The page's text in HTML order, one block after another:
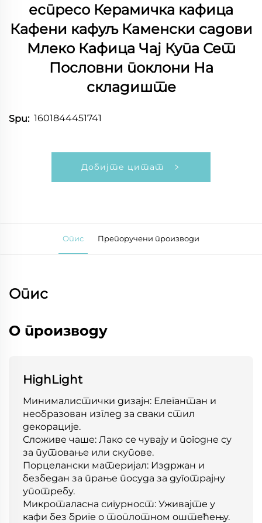
еспресо Керамичка кафица
Кафени кафуљ Каменски садови
Млеко Кафица Чај Купа Сет
Пословни поклони На
складиште
Spu: 1601844451741
Добијте цитат
Опис Препоручени производи
Опис
О производу
HighLight
Минималистички дизајн: Елегантан и
необразован изглед за сваки стил
декорације.
Сложиве чаше: Лако се чувају и погодне су
за путовање или скупове.
Порцелански материјал: Издржан и
безбедан за прање посуда за дуготрајну
употребу.
Микроталасна сигурност: Уживајте у
кафи без бриге о топлотном оштећењу.